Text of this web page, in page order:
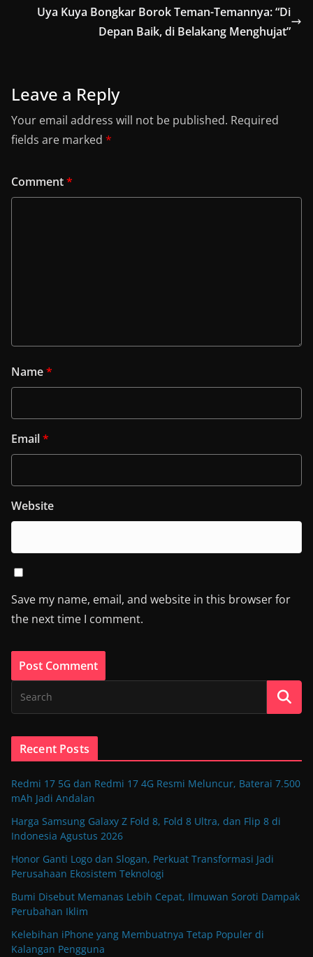
Uya Kuya Bongkar Borok Teman-Temannya: “Di
Depan Baik, di Belakang Menghujat”
Leave a Reply
Your email address will not be published. Required
fields are marked *
Comment*
Name*
Email*
Website
Save my name, email, and website in this browser for
the next time I comment.
Recent Posts
Redmi 17 5G dan Redmi 17 4G Resmi Meluncur, Baterai 7.500
mAh Jadi Andalan
Harga Samsung Galaxy Z Fold 8, Fold 8 Ultra, dan Flip 8 di
Indonesia Agustus 2026
Honor Ganti Logo dan Slogan, Perkuat Transformasi Jadi
Perusahaan Ekosistem Teknologi
Bumi Disebut Memanas Lebih Cepat, Ilmuwan Soroti Dampak
Perubahan Iklim
Kelebihan iPhone yang Membuatnya Tetap Populer di
Kalangan Pengguna